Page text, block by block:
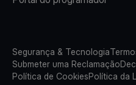
Segurança & Tecnologia
Submeter uma Reclamação
Política de CookiesPolítica da